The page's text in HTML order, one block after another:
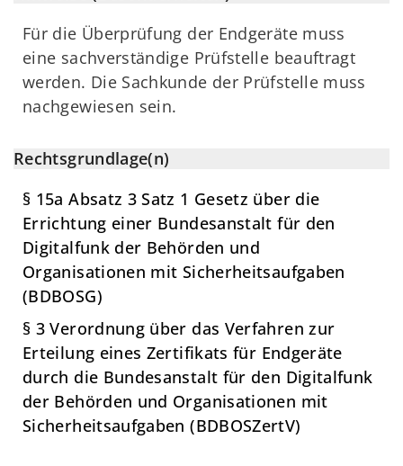
Für die Überprüfung der Endgeräte muss
eine sachverständige Prüfstelle beauftragt
werden. Die Sachkunde der Prüfstelle muss
nachgewiesen sein.
Rechtsgrundlage(n)
§ 15a Absatz 3 Satz 1 Gesetz über die
Errichtung einer Bundesanstalt für den
Digitalfunk der Behörden und
Organisationen mit Sicherheitsaufgaben
(BDBOSG)
§ 3 Verordnung über das Verfahren zur
Erteilung eines Zertifikats für Endgeräte
durch die Bundesanstalt für den Digitalfunk
der Behörden und Organisationen mit
Sicherheitsaufgaben (BDBOSZertV)